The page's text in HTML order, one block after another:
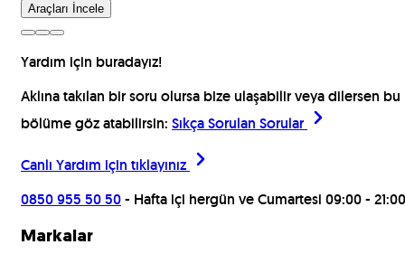
Araçları İncele
Yardım için buradayız!
Aklına takılan bir soru olursa bize ulaşabilir veya dilersen bu
bölüme göz atabilirsin: Sıkça Sorulan Sorular
Canlı Yardım için tıklayınız
0850 955 50 50- Hafta içi hergün ve Cumartesi 09:00 - 21:00
Markalar